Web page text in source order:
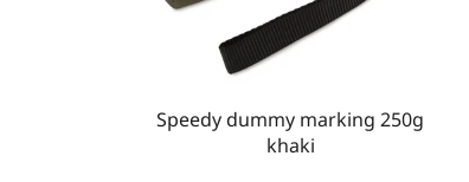
Speedy dummy marking 250g
khaki